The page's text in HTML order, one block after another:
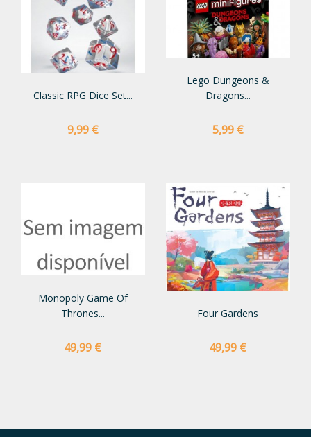
Classic RPG Dice Set...
Preço
9,99 €
Lego Dungeons &
Dragons...
Preço
5,99 €
Monopoly Game Of
Thrones...
Preço
49,99 €
Four Gardens
Preço
49,99 €